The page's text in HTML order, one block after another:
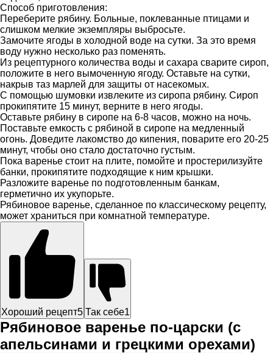
Способ приготовления:
Переберите рябину. Больные, поклеванные птицами и
слишком мелкие экземпляры выбросьте.
Замочите ягоды в холодной воде на сутки. За это время
воду нужно несколько раз поменять.
Из рецептурного количества воды и сахара сварите сироп,
положите в него вымоченную ягоду. Оставьте на сутки,
накрыв таз марлей для защиты от насекомых.
С помощью шумовки извлеките из сиропа рябину. Сироп
прокипятите 15 минут, верните в него ягоды.
Оставьте рябину в сиропе на 6-8 часов, можно на ночь.
Поставьте емкость с рябиной в сиропе на медленный
огонь. Доведите лакомство до кипения, поварите его 20-25
минут, чтобы оно стало достаточно густым.
Пока варенье стоит на плите, помойте и простерилизуйте
банки, прокипятите подходящие к ним крышки.
Разложите варенье по подготовленным банкам,
герметично их укупорьте.
Рябиновое варенье, сделанное по классическому рецепту,
может храниться при комнатной температуре.
Хороший рецепт5 Так себе1
Рябиновое варенье по-царски (с
апельсинами и грецкими орехами)